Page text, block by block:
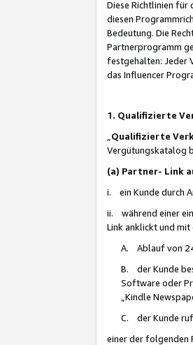
Diese Richtlinien für
diesen
Bedeutung. Die
Partnerprogramm
festgehalten: Jeder
das Influencer
1. Qualifizierte
Qualifizierte
Vergütungskatalog
(a) Partner- Link
i. ein Kunde durch
ii. während einer
Link anklickt und
A. Ablauf von
B. der Kunde
Software oder
„Kindle
C. der Kunde
einer der folgenden